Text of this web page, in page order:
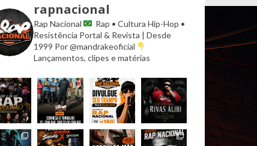
rapnacional
Rap Nacional
Rap • Cultura Hip-Hop •
Resistência Portal & Revista | Desde
1999 Por @mandrakeoficial
Lançamentos, clipes e matérias